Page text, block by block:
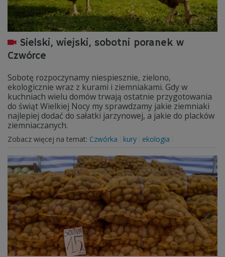
Sielski, wiejski, sobotni poranek w
Czwórce
Sobotę rozpoczynamy niespiesznie, zielono,
ekologicznie wraz z kurami i ziemniakami. Gdy w
kuchniach wielu domów trwają ostatnie przygotowania
do świąt Wielkiej Nocy my sprawdzamy jakie ziemniaki
najlepiej dodać do sałatki jarzynowej, a jakie do placków
ziemniaczanych.
Zobacz więcej na temat: Czwórka kury ekologia